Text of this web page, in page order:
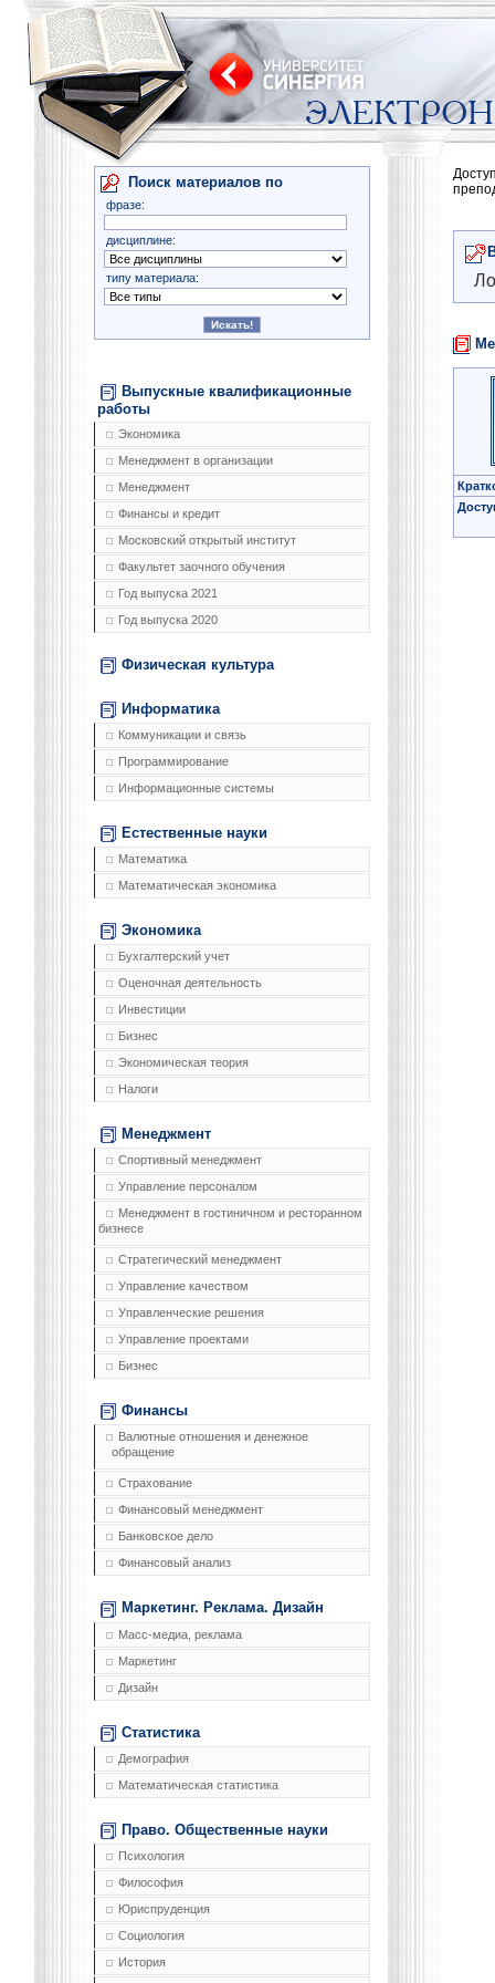
Поиск материалов по
фразе:
дисциплине:
типу материала:
Выпускные квалификационные
работы
Экономика
Менеджмент в организации
Менеджмент
Финансы и кредит
Московский открытый институт
Факультет заочного обучения
Год выпуска 2021
Год выпуска 2020
Физическая культура
Информатика
Коммуникации и связь
Программирование
Информационные системы
Естественные науки
Математика
Математическая экономика
Экономика
Бухгалтерский учет
Оценочная деятельность
Инвестиции
Бизнес
Экономическая теория
Налоги
Менеджмент
Спортивный менеджмент
Управление персоналом
Менеджмент в гостиничном и ресторанном
бизнесе
Стратегический менеджмент
Управление качеством
Управленческие решения
Управление проектами
Бизнес
Финансы
Валютные отношения и денежное
обращение
Страхование
Финансовый менеджмент
Банковское дело
Финансовый анализ
Маркетинг. Реклама. Дизайн
Масс-медиа, реклама
Маркетинг
Дизайн
Статистика
Демография
Математическая статистика
Право. Общественные науки
Психология
Философия
Юриспруденция
Социология
История